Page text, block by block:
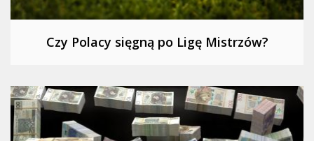
Czy Polacy sięgną po Ligę Mistrzów?